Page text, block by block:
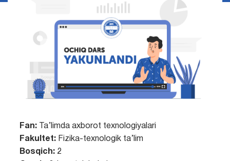
Fan:
Ta’limda axborot texnologiyalari
Fakultet:Fizika-texnologik ta’lim
Bosqich:2